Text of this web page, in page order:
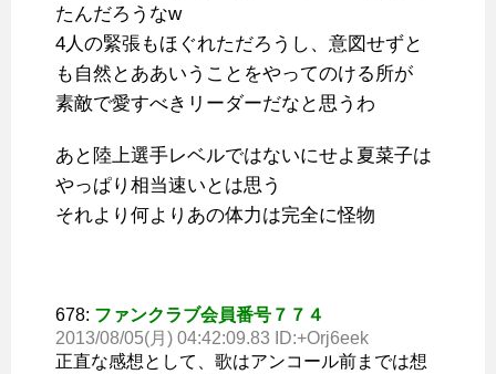
たんだろうなw
4人の緊張もほぐれただろうし、意図せずと
も自然とああいうことをやってのける所が
素敵で愛すべきリーダーだなと思うわ
あと陸上選手レベルではないにせよ夏菜子は
やっぱり相当速いとは思う
それより何よりあの体力は完全に怪物
678: ファンクラブ会員番号７７４
2013/08/05(月) 04:42:09.83 ID:+Orj6eek
正直な感想として、歌はアンコール前までは想